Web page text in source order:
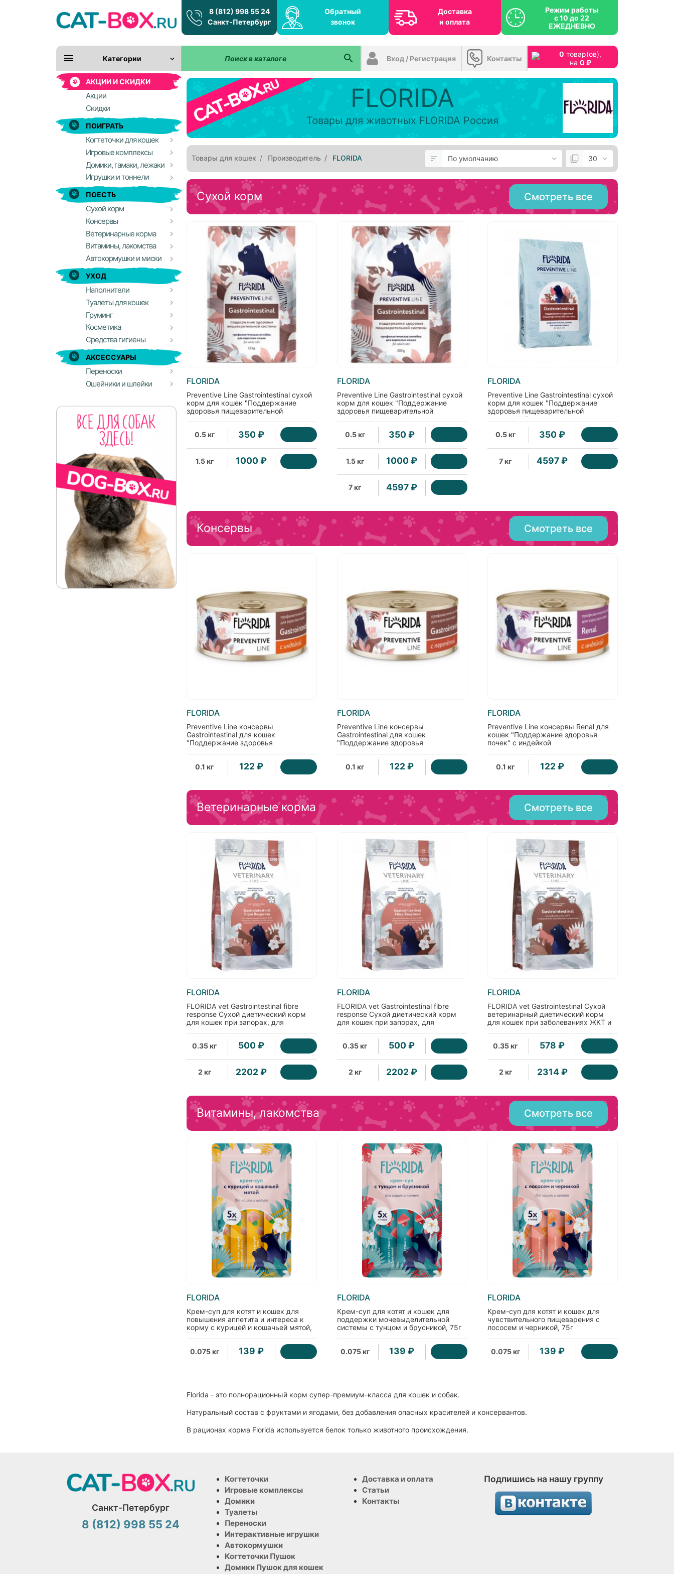
8 (812) 998 55 24
Санкт-Петербург
Обратный
звонок
Доставка
и оплата
Режим работы
с 10 до 22
ЕЖЕДНЕВНО
0 товар(ов),
на 0 ₽
Категории
АКЦИИ И СКИДКИ
Акции
Скидки
ПОИГРАТЬ
Когтеточки для кошек
Игровые комплексы
Домики, гамаки, лежаки
Игрушки и тоннели
ПОЕСТЬ
Сухой корм
Консервы
Ветеринарные корма
Витамины, лакомства
Автокормушки и миски
УХОД
Наполнители
Туалеты для кошек
Груминг
Косметика
Средства гигиены
АКСЕССУАРЫ
Переноски
Ошейники и шлейки
Вход / Регистрация Контакты
FLORIDA
Товары для животных FLORIDA Россия
Товары для кошек Производитель FLORIDA
Сухой корм Смотреть все
FLORIDA
Preventive Line Gastrointestinal сухой
корм для кошек "Поддержание
здоровья пищеварительной
системы"
0.5 кг
350 ₽
1.5 кг 1000 ₽
FLORIDA
Preventive Line Gastrointestinal сухой
корм для кошек "Поддержание
здоровья пищеварительной
системы"
0.5 кг
350 ₽
1.5 кг 1000 ₽
7 кг 4597 ₽
FLORIDA
Preventive Line Gastrointestinal сухой
корм для кошек "Поддержание
здоровья пищеварительной
системы", 7кг
0.5 кг
350 ₽
7 кг 4597 ₽
Консервы Смотреть все
FLORIDA
Preventive Line консервы
Gastrointestinal для кошек
"Поддержание здоровья
пищеварительной системы" с
0.1 кг
122 ₽
FLORIDA
Preventive Line консервы
Gastrointestinal для кошек
"Поддержание здоровья
пищеварительной системы" с
0.1 кг
122 ₽
FLORIDA
Preventive Line консервы Renal для
кошек "Поддержание здоровья
почек" с индейкой
0.1 кг 122 ₽
Ветеринарные корма Смотреть все
FLORIDA
FLORIDA vet Gastrointestinal fibre
response Сухой диетический корм
для кошек при запорах, для
волосяных комков, 0.35кг
0.35 кг
500 ₽
2 кг 2202 ₽
FLORIDA
FLORIDA vet Gastrointestinal fibre
response Сухой диетический корм
для кошек при запорах, для
волосяных комков, 2кг
0.35 кг
500 ₽
2 кг 2202 ₽
FLORIDA
FLORIDA vet Gastrointestinal Сухой
ветеринарный диетический корм
для кошек при заболеваниях ЖКТ и
кишечнике, 0.35кг
0.35 кг
578 ₽
2 кг 2314 ₽
Витамины, лакомства Смотреть все
FLORIDA
Крем-суп для котят и кошек для
повышения аппетита и интереса к
корму с курицей и кошачьей мятой,
75г
0.075 кг
139 ₽
FLORIDA
Крем-суп для котят и кошек для
поддержки мочевыделительной
системы с тунцом и брусникой, 75г
0.075 кг 139 ₽
FLORIDA
Крем-суп для котят и кошек для
чувствительного пищеварения с
лососем и черникой, 75г
0.075 кг 139 ₽
Florida - это полнорационный корм супер-премиум-класса для кошек и собак.
Натуральный состав с фруктами и ягодами, без добавления опасных красителей и консервантов.
В рационах корма Florida используется белок только животного происхождения.
Санкт-Петербург
8 (812) 998 55 24
Когтеточки
Игровые комплексы
Домики
Туалеты
Переноски
Интерактивные игрушки
Автокормушки
Когтеточки Пушок
Домики Пушок для кошек
Доставка и оплата
Статьи
Контакты
Подпишись на нашу группу